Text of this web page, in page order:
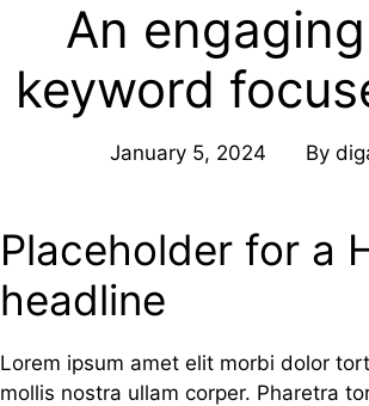
content
An
keyword
January 5, 2024 By
Placeholder for a
headline
Lorem ipsum amet elit morbi dolor
mollis nostra ullam corper. Pharetra